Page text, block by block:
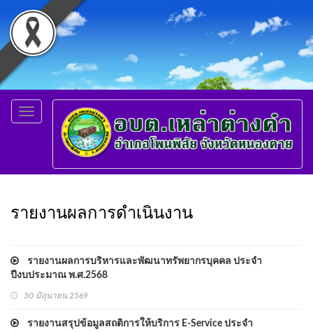
Toggle
navigation
รายงานผลการดำเนินงาน
รายงานผลการบริหารและพัฒนาทรัพยากรบุคคล ประจำ
ปีงบประมาณ พ.ศ.2568
30 มิถุนายน 2569
รายงานสรุปข้อมูลสถติการให้บริการ E-Service ประจำ